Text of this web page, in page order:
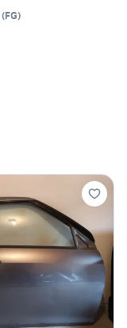
(FG)